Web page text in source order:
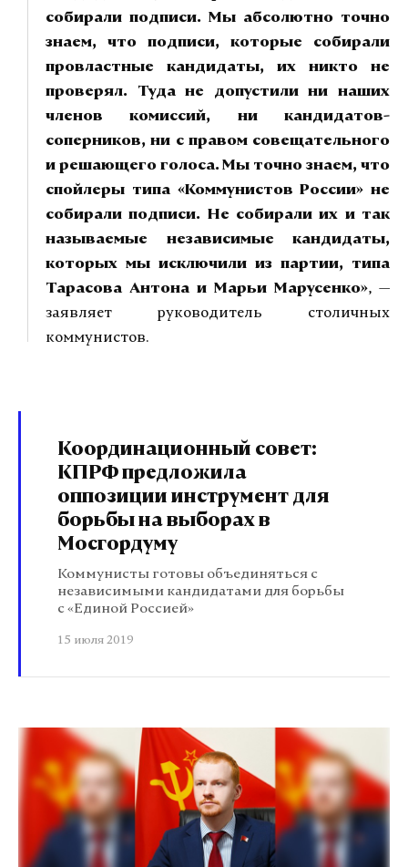
собирали подписи. Мы абсолютно точно
знаем, что подписи, которые собирали
провластные кандидаты, их никто не
проверял. Туда не допустили ни наших
членов комиссий, ни кандидатов-
соперников, ни с правом совещательного
и решающего голоса. Мы точно знаем, что
спойлеры типа «Коммунистов России» не
собирали подписи. Не собирали их и так
называемые независимые кандидаты,
которых мы исключили из партии, типа
Тарасова Антона и Марьи Марусенко», —
заявляет руководитель столичных
коммунистов.
Координационный совет:
КПРФ предложила
оппозиции инструмент для
борьбы на выборах в
Мосгордуму
Коммунисты готовы объединяться с
независимыми кандидатами для борьбы
с «Единой Россией»
15 июля 2019